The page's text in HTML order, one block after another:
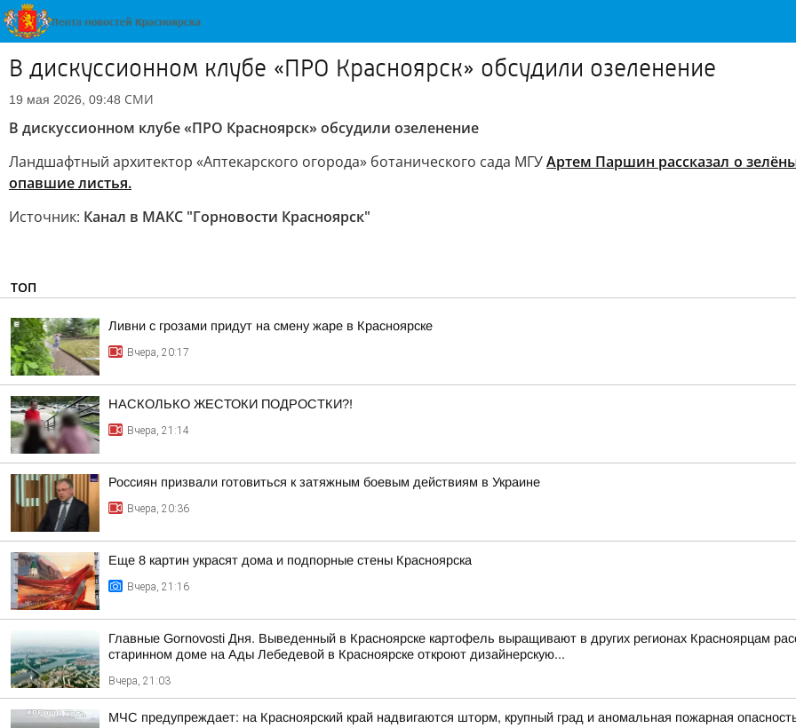
В дискуссионном клубе «ПРО Красноярск» обсудили озеленение
19 мая 2026, 09:48 СМИ
В дискуссионном клубе «ПРО Красноярск» обсудили озеленение
Ландшафтный архитектор «Аптекарского огорода» ботанического сада МГУАртем Паршин рассказал о
опавшие листья.
Источник: Канал в МАКС "Горновости Красноярск"
ТОП
Ливни с грозами придут на смену жаре в Красноярске
Вчера, 20:17
НАСКОЛЬКО ЖЕСТОКИ ПОДРОСТКИ?!
Вчера, 21:14
Россиян призвали готовиться к затяжным боевым действиям в Украине
Вчера, 20:36
Еще 8 картин украсят дома и подпорные стены Красноярска
Вчера, 21:16
Главные Gornovosti Дня. Выведенный в Красноярске картофель выращивают в других регионах Красноярцам
старинном доме на Ады Лебедевой в Красноярске откроют дизайнерскую...
Вчера, 21:03
МЧС предупреждает: на Красноярский край надвигаются шторм, крупный град и аномальная пожарная